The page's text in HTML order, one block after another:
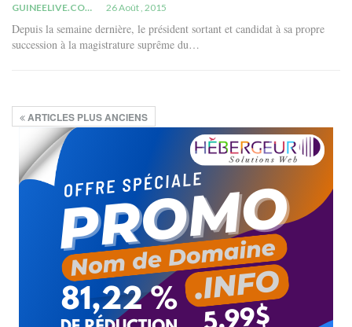
GUINEELIVE.COM 26 Août , 2015
Depuis la semaine dernière, le président sortant et candidat à sa propre
succession à la magistrature suprême du…
ARTICLES PLUS ANCIENS